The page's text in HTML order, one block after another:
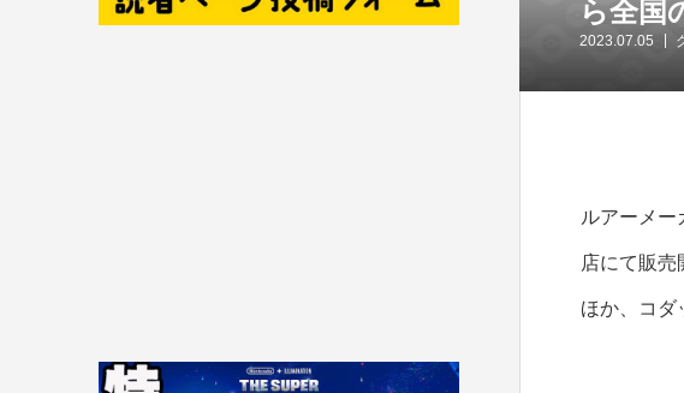
ら全国
2023.07.05
ルアーメ
店にて販
ほか、コダ